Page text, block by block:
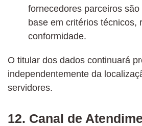
fornecedores parceiros
base em critérios técnicos,
conformidade.
O titular dos dados continuará
independentemente da
servidores.
12. Canal de